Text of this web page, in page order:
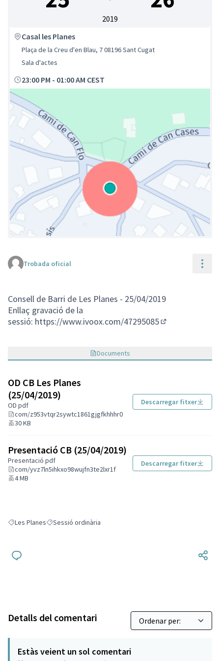
2019
Casal les Planes
Plaça de la Creu d'en Blau, 7 08196 Sant Cugat
Sala d'actes
23:00 PM - 01:00 AM CEST
(Enllaç extern)
Trobada oficial
Consell de Barri de Les Planes - 25/04/2019
Enllaç gravació de la
sessió: https://www.ivoox.com/47295085
Documents
OD CB Les Planes
(25/04/2019)
OD pdf
com/z953vtqr2sywtc1861gjgfkhhhr0
30 KB
Descarregar fitxer
Presentació CB (25/04/2019)
Presentació pdf
com/yvz7ln5ihkxo98wujfn3te2lxr1f
4 MB
Descarregar fitxer
Resultats en filtrar per: Les Planes
Les PlanesResultats en filtrar per: Sessió ordinària
Sessió ordinària
Detalls del comentari
Estàs veient un sol comentari